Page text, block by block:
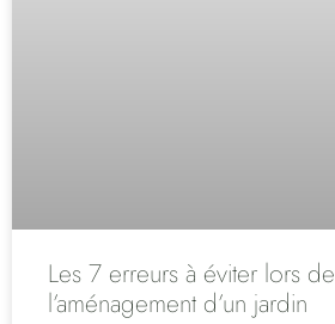
Les 7 erreurs à éviter lors de
l’aménagement d’un jardin